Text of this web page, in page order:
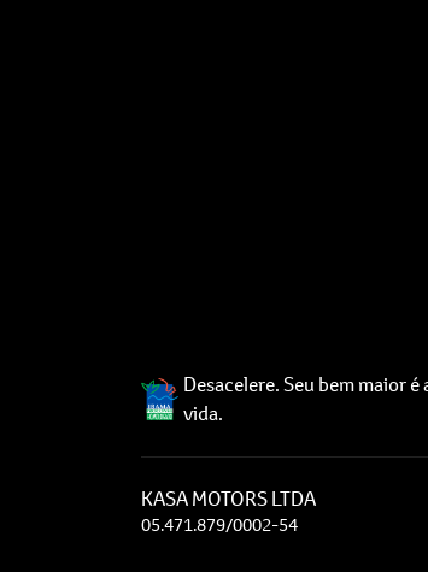
Desacelere. Seu bem maior é
vida.
KASA MOTORS LTDA
05.471.879/0002-54